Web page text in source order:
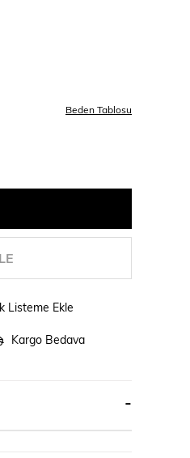
Beden Tablosu
Listeme Ekle
Kargo Bedava